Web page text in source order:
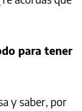
para tener
y saber, por